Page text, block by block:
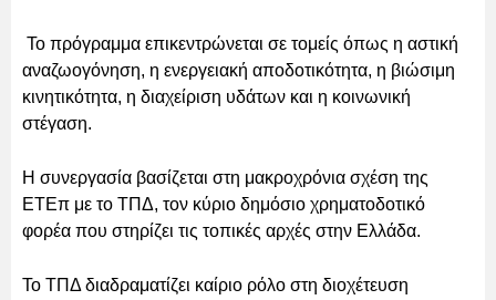
Το πρόγραμμα επικεντρώνεται σε τομείς όπως η αστική
αναζωογόνηση, η ενεργειακή αποδοτικότητα, η βιώσιμη
κινητικότητα, η διαχείριση υδάτων και η κοινωνική
στέγαση.
Η συνεργασία βασίζεται στη μακροχρόνια σχέση της
ΕΤΕπ με το ΤΠΔ, τον κύριο δημόσιο χρηματοδοτικό
φορέα που στηρίζει τις τοπικές αρχές στην Ελλάδα.
Το ΤΠΔ διαδραματίζει καίριο ρόλο στη διοχέτευση